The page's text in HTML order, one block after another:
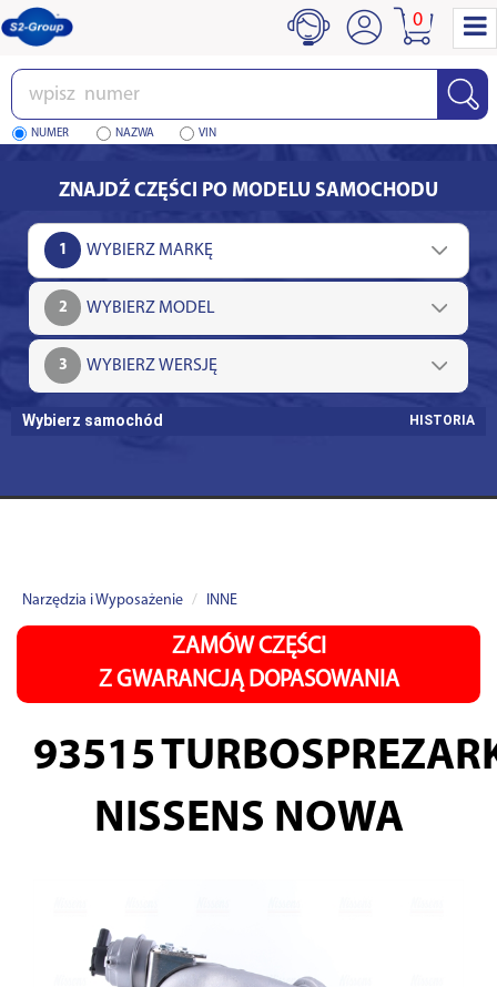
Wpisz
numer
NUMER NAZWA VIN
0
ZNAJDŹ CZĘŚCI PO MODELU SAMOCHODU
1
2
3
Wybierz samochód HISTORIA
Narzędzia i Wyposażenie INNE
ZAMÓW CZĘŚCI
Z GWARANCJĄ DOPASOWANIA
93515
NISSENS NOWA